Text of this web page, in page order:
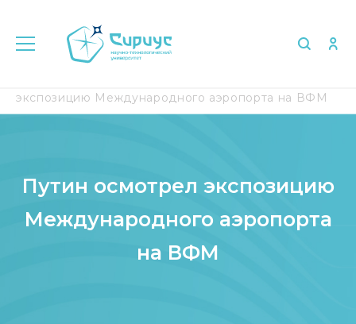
экспозицию Международного аэропорта на ВФМ
Путин осмотрел экспозицию
Международного аэропорта
на ВФМ